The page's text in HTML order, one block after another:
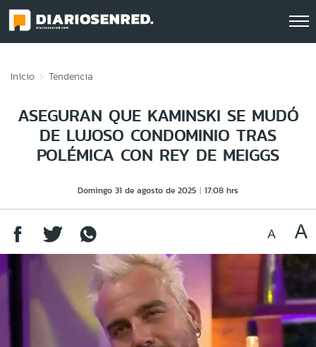
Inicio Tendencia
ASEGURAN QUE KAMINSKI SE MUDÓ
DE LUJOSO CONDOMINIO TRAS
POLÉMICA CON REY DE MEIGGS
Domingo 31 de agosto de 2025 17:08 hrs